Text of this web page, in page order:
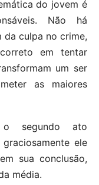
do jovem é
Não há
culpa no crime,
em tentar
um ser
as maiores
segundo ato
ele
sua conclusão,
média.